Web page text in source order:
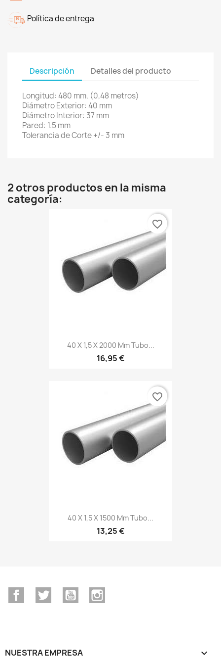
Política de entrega
Descripción Detalles del producto
Longitud: 480 mm. (0,48 metros)
Diámetro Exterior: 40 mm
Diámetro Interior: 37 mm
Pared: 1.5 mm
Tolerancia de Corte +/- 3 mm
2 otros productos en la misma
categoría:
40 X 1,5 X 2000 Mm Tubo...
16,95 €
favorite_border
40 X 1,5 X 1500 Mm Tubo...
13,25 €
favorite_border
FacebookTwitter YouTube
NUESTRA EMPRESA 